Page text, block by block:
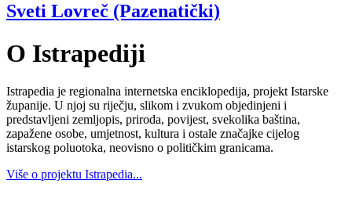
Sveti Lovreč (Pazenatički)
O Istrapediji
Istrapedia je regionalna internetska enciklopedija, projekt Istarske
županije. U njoj su riječju, slikom i zvukom objedinjeni i
predstavljeni zemljopis, priroda, povijest, svekolika baština,
zapažene osobe, umjetnost, kultura i ostale značajke cijelog
istarskog poluotoka, neovisno o političkim granicama.
Više o projektu Istrapedia...